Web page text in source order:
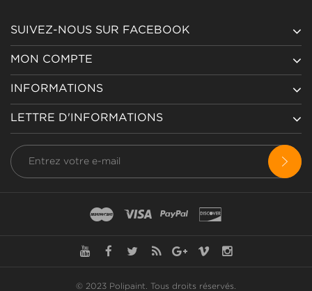
SUIVEZ-NOUS SUR FACEBOOK
MON COMPTE
INFORMATIONS
LETTRE D'INFORMATIONS
© 2023 Polipaint. Tous droits réservés.